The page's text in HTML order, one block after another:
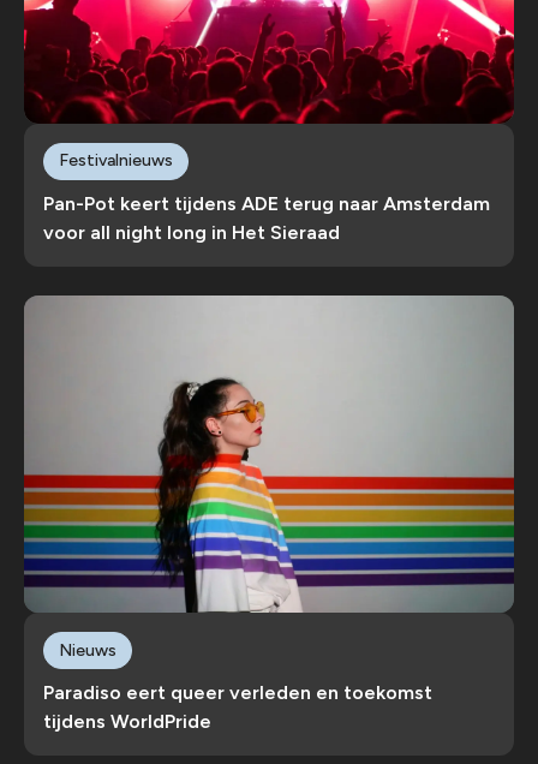
Pan-Pot keert tijdens ADE terug naar Amsterdam
voor all night long in Het Sieraad
Festivalnieuws
Paradiso eert queer verleden en toekomst
tijdens WorldPride
Nieuws